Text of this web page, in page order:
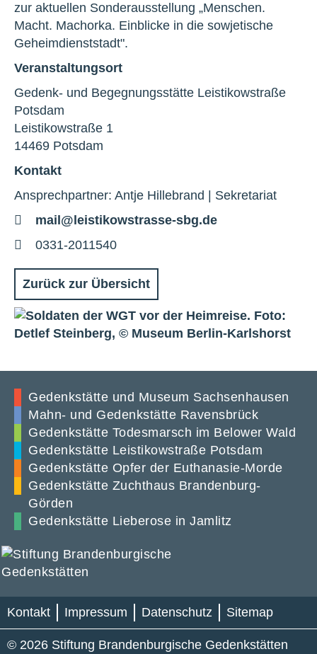
zur aktuellen Sonderausstellung „Menschen.
Macht. Machorka. Einblicke in die sowjetische
Geheimdienststadt".
Veranstaltungsort
Gedenk- und Begegnungsstätte Leistikowstraße
Potsdam
Leistikowstraße 1
14469 Potsdam
Kontakt
Ansprechpartner: Antje Hillebrand | Sekretariat
E-
Mail
mail@leistikowstrasse-sbg.de
Telefon
0331-2011540
Zurück zur Übersicht
Gedenkstätte und Museum Sachsenhausen
Mahn- und Gedenkstätte Ravensbrück
Gedenkstätte Todesmarsch im Belower Wald
Gedenkstätte Leistikowstraße Potsdam
Gedenkstätte Opfer der Euthanasie-Morde
Gedenkstätte Zuchthaus Brandenburg-
Görden
Gedenkstätte Lieberose in Jamlitz
Kontakt Impressum Datenschutz Sitemap
© 2026 Stiftung Brandenburgische Gedenkstätten